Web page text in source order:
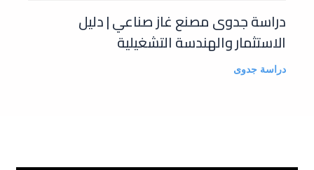
دراسة جدوى مصنع غاز صناعي | دليل
الاستثمار والهندسة التشغيلية
دراسة جدوى